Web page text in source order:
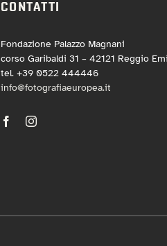
CONTATTI
Fondazione Palazzo Magnani
corso Garibaldi 31 – 42121 Reggio
tel. +39 0522 444446
info@fotografiaeuropea.it